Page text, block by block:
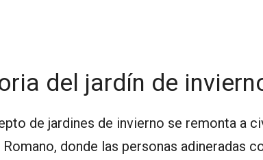
del jardín de
de jardines de invierno se remonta a
donde las personas adineradas